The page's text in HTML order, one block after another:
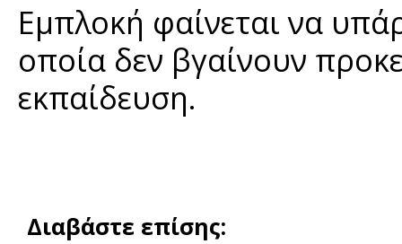
Εμπλοκή φαίνεται να
οποία δεν βγαίνουν
εκπαίδευση.
Διαβάστε επίσης: